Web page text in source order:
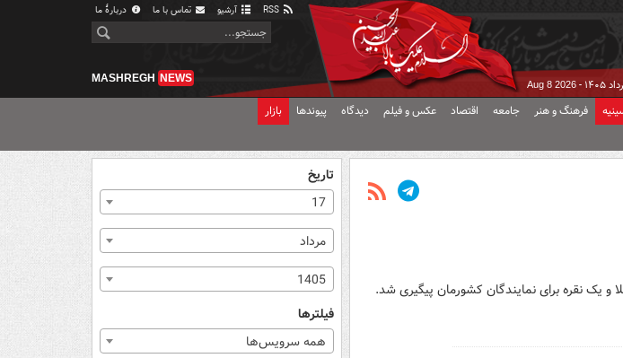
آرشیو تماس با ما دربارهٔ ما
Aug 8 2026
MASHREGH NEWS
فرهنگ و هنر جامعه اقتصاد عکس و فیلم دیدگاه پیوندها بازار
تاریخ
17
مرداد
1405
فیلترها
همه سرویس‌ها